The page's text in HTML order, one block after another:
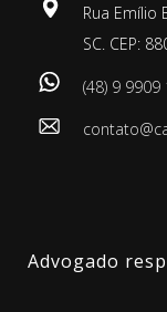
Rua Emílio
SC. CEP:
(48) 9 9909
Advogado